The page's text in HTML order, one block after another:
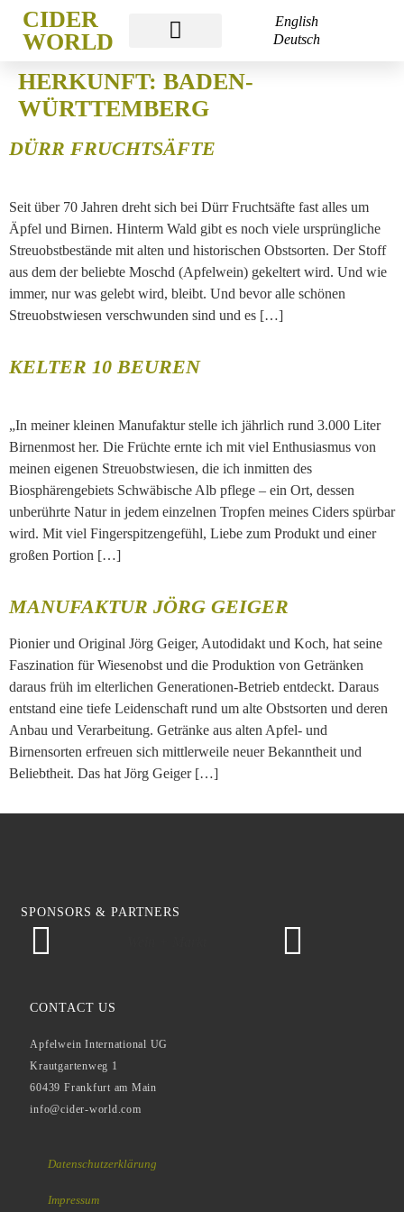
CIDER
WORLD
English
Deutsch
HERKUNFT: BADEN-
WÜRTTEMBERG
DÜRR FRUCHTSÄFTE
Seit über 70 Jahren dreht sich bei Dürr Fruchtsäfte fast alles um
Äpfel und Birnen. Hinterm Wald gibt es noch viele ursprüngliche
Streuobstbestände mit alten und historischen Obstsorten. Der Stoff
aus dem der beliebte Moschd (Apfelwein) gekeltert wird. Und wie
immer, nur was gelebt wird, bleibt. Und bevor alle schönen
Streuobstwiesen verschwunden sind und es […]
KELTER 10 BEUREN
„In meiner kleinen Manufaktur stelle ich jährlich rund 3.000 Liter
Birnenmost her. Die Früchte ernte ich mit viel Enthusiasmus von
meinen eigenen Streuobstwiesen, die ich inmitten des
Biosphärengebiets Schwäbische Alb pflege – ein Ort, dessen
unberührte Natur in jedem einzelnen Tropfen meines Ciders spürbar
wird. Mit viel Fingerspitzengefühl, Liebe zum Produkt und einer
großen Portion […]
MANUFAKTUR JÖRG GEIGER
Pionier und Original Jörg Geiger, Autodidakt und Koch, hat seine
Faszination für Wiesenobst und die Produktion von Getränken
daraus früh im elterlichen Generationen-Betrieb entdeckt. Daraus
entstand eine tiefe Leidenschaft rund um alte Obstsorten und deren
Anbau und Verarbeitung. Getränke aus alten Apfel- und
Birnensorten erfreuen sich mittlerweile neuer Bekanntheit und
Beliebtheit. Das hat Jörg Geiger […]
SPONSORS & PARTNERS
CONTACT US
Apfelwein International UG
Krautgartenweg 1
60439 Frankfurt am Main
info@cider-world.com
Datenschutzerklärung
Impressum